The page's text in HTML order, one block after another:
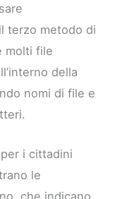
terzo metodo di
molti file
della
nomi di file e
i cittadini
le